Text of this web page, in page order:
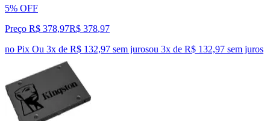
5% OFF
Preço R$ 378,97R$ 378,97
no Pix Ou 3x de R$ 132,97 sem jurosou 3x de R$ 132,97 sem juros